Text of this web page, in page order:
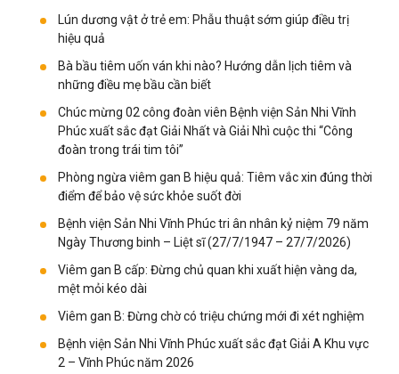
Lún dương vật ở trẻ em: Phẫu thuật sớm giúp điều trị
hiệu quả
Bà bầu tiêm uốn ván khi nào? Hướng dẫn lịch tiêm và
những điều mẹ bầu cần biết
Chúc mừng 02 công đoàn viên Bệnh viện Sản Nhi Vĩnh
Phúc xuất sắc đạt Giải Nhất và Giải Nhì cuộc thi “Công
đoàn trong trái tim tôi”
Phòng ngừa viêm gan B hiệu quả: Tiêm vắc xin đúng thời
điểm để bảo vệ sức khỏe suốt đời
Bệnh viện Sản Nhi Vĩnh Phúc tri ân nhân kỷ niệm 79 năm
Ngày Thương binh – Liệt sĩ (27/7/1947 – 27/7/2026)
Viêm gan B cấp: Đừng chủ quan khi xuất hiện vàng da,
mệt mỏi kéo dài
Viêm gan B: Đừng chờ có triệu chứng mới đi xét nghiệm
Bệnh viện Sản Nhi Vĩnh Phúc xuất sắc đạt Giải A Khu vực
2 – Vĩnh Phúc năm 2026